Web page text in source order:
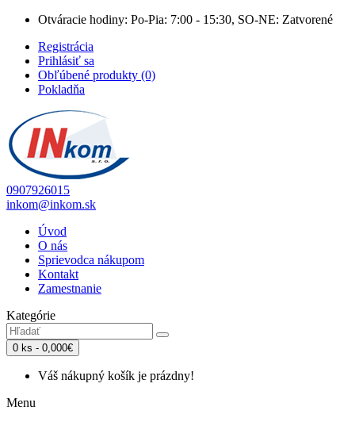
Otváracie hodiny: Po-Pia: 7:00 - 15:30, SO-NE: Zatvorené
Registrácia
Prihlásiť sa
Obľúbené produkty (0)
Pokladňa
0907926015
inkom@inkom.sk
Úvod
O nás
Sprievodca nákupom
Kontakt
Zamestnanie
Kategórie
0 ks - 0,000€
Váš nákupný košík je prázdny!
Menu